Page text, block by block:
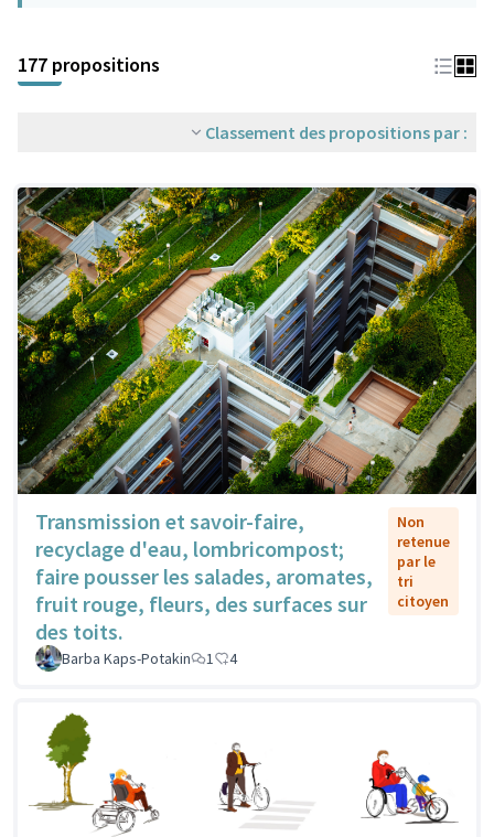
177 propositions
Classement des propositions par :
Transmission et savoir-faire,
recyclage d'eau, lombricompost;
faire pousser les salades, aromates,
fruit rouge, fleurs, des surfaces sur
des toits.
Non
retenue
par le
tri
citoyen
Barba Kaps-Potakin 1 4